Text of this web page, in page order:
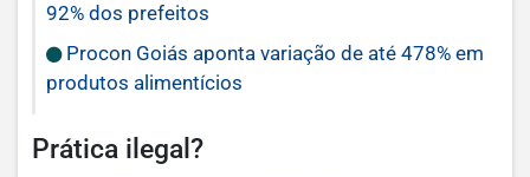
92% dos prefeitos
Procon Goiás aponta variação de até 478% em
produtos alimentícios
Prática ilegal?